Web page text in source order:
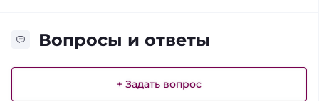
Вопросы и ответы
+ Задать вопрос